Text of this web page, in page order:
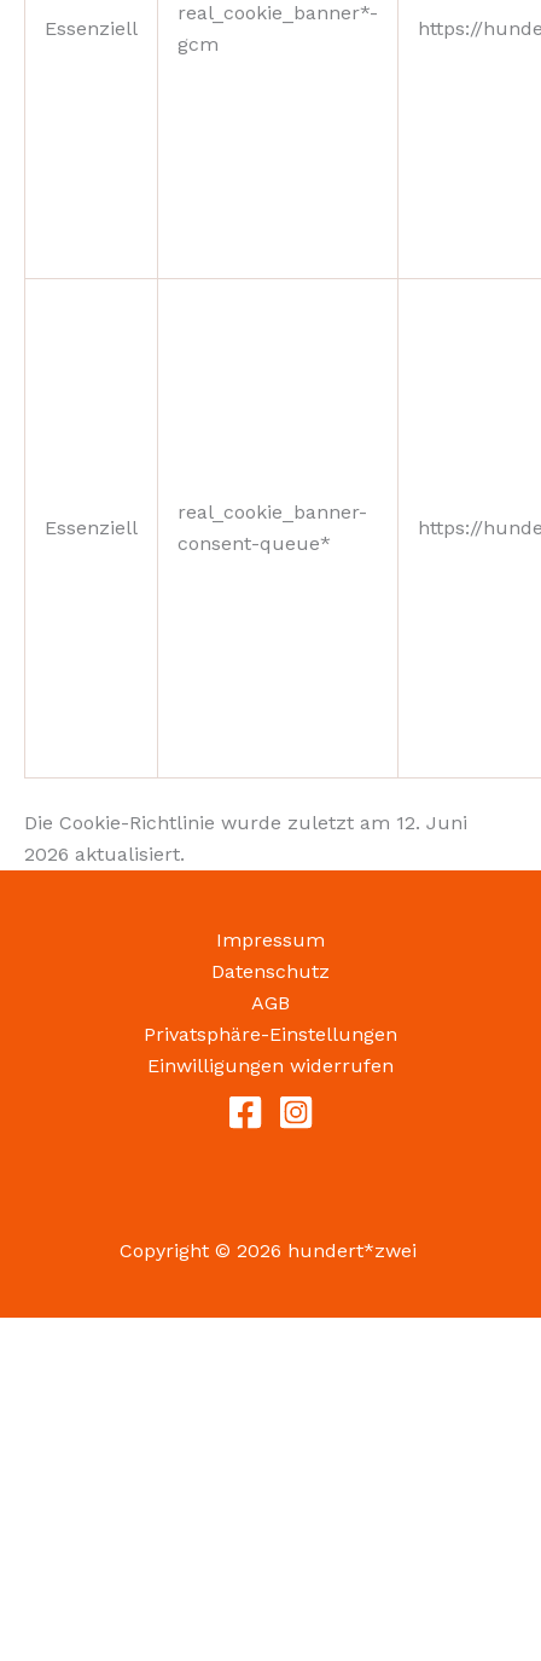
Essenziell
real_cookie_banner*-
gcm
https://
Essenziell
real_cookie_banner-
consent-queue*
https://
Die Cookie-Richtlinie wurde zuletzt am 12. Juni
2026 aktualisiert.
Impressum
Datenschutz
AGB
Privatsphäre-Einstellungen
Einwilligungen widerrufen
Copyright © 2026 hundert*zwei